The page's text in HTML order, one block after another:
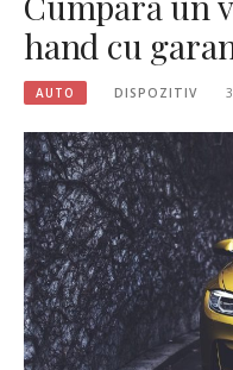
hand cu
AUTO DISPOZITIV